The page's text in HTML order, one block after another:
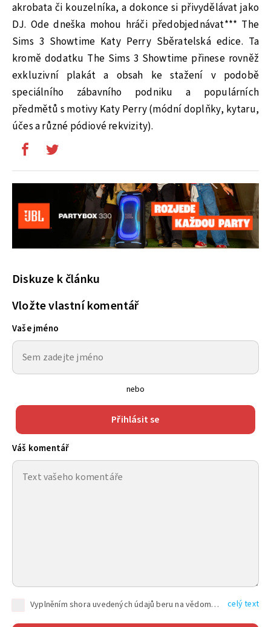
akrobata či kouzelníka, a dokonce si přivydělávat jako
DJ. Ode dneška mohou hráči předobjednávat*** The
Sims 3 Showtime Katy Perry Sběratelská edice. Ta
kromě dodatku The Sims 3 Showtime přinese rovněž
exkluzivní plakát a obsah ke stažení v podobě
speciálního zábavního podniku a populárních
předmětů s motivy Katy Perry (módní doplňky, kytaru,
účes a různé pódiové rekvizity).
Diskuze k článku
Vložte vlastní komentář
Vaše jméno
nebo
Přihlásit se
Váš komentář
Vyplněním shora uvedených údajů beru na vědomí, že společnost TEXT FACTORY s.r.o., sídlem Brno, Durďákova 336/29, Černá Pole, PSČ: 613 00, IČ: 06157831, zapsané u Krajského soudu v Brně, oddíl C, vložka 100399, bude zpracovávat mé osobní údaje uvedené v rámci mnou vyplněného registračního formuláře na základě oprávněných zájmů TEXT FACTORY s.r.o. dle čl. 6 odst. 1 písm. f) GDPR a pro splnění právních povinností (čl. 6 odst. 1 písm. c) GDPR), a to pro tyto účely: nezbytnost zajistit oprávnění návštěvníka webových stránek provozovaných společností TEXT FACTORY s.r.o. přispívat aktivně ke zveřejněným článkům nebo v rámci diskusních fór a výkon práv TEXT FACTORY s.r.o. jako administrátora těchto diskusních fór. Více informací o zpracování osobních údajů a právech lze nalézt v celý text